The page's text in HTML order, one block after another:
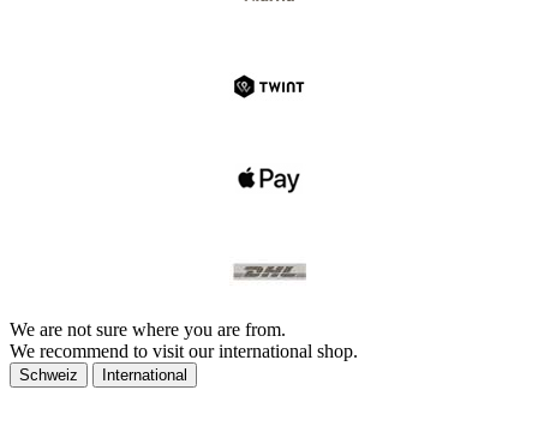
We are not sure where you are from.
We recommend to visit our international shop.
Schweiz International